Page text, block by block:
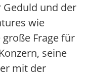
und der
wie
große Frage für
seine
mit der